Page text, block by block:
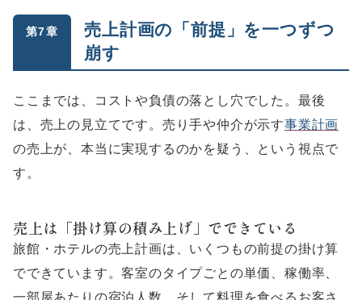
第7章
売上計画の「前提」を一つずつ
崩す
ここまでは、コストや負債の落とし穴でした。最後
は、売上の見立てです。売り手や仲介が示す事業計画
の売上が、本当に実現するのかを疑う、という視点で
す。
売上は「掛け算の積み上げ」でできている
旅館・ホテルの売上計画は、いくつもの前提の掛け算
でできています。客室のタイプごとの単価、稼働率、
一部屋あたりの宿泊人数、そして料理を食べるお客さ